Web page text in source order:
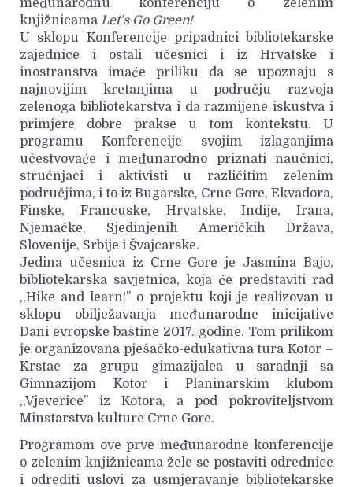
međunarodnu konferenciju o zelenim
knjižnicama Let’s Go Green!
U sklopu Konferencije pripadnici bibliotekarske
zajednice i ostali učesnici i iz Hrvatske i
inostranstva imaće priliku da se upoznaju s
najnovijim kretanjima u području razvoja
zelenoga bibliotekarstva i da razmijene iskustva i
primjere dobre prakse u tom kontekstu. U
programu Konferencije svojim izlaganjima
učestvovaće i međunarodno priznati naučnici,
stručnjaci i aktivisti u različitim zelenim
područjima, i to iz Bugarske, Crne Gore, Ekvadora,
Finske, Francuske, Hrvatske, Indije, Irana,
Njemačke, Sjedinjenih Američkih Država,
Slovenije, Srbije i Švajcarske.
Jedina učesnica iz Crne Gore je Jasmina Bajo,
bibliotekarska savjetnica, koja će predstaviti rad
,,Hike and learn!’’ o projektu koji je realizovan u
sklopu obilježavanja međunarodne inicijative
Dani evropske baštine 2017. godine. Tom prilikom
je organizovana pješačko-edukativna tura Kotor –
Krstac za grupu gimazijalca u saradnji sa
Gimnazijom Kotor i Planinarskim klubom
,,Vjeverice’’ iz Kotora, a pod pokroviteljstvom
Minstarstva kulture Crne Gore.
Programom ove prve međunarodne konferencije
o zelenim knjižnicama žele se postaviti odrednice
i odrediti uslovi za usmjeravanje bibliotekarske